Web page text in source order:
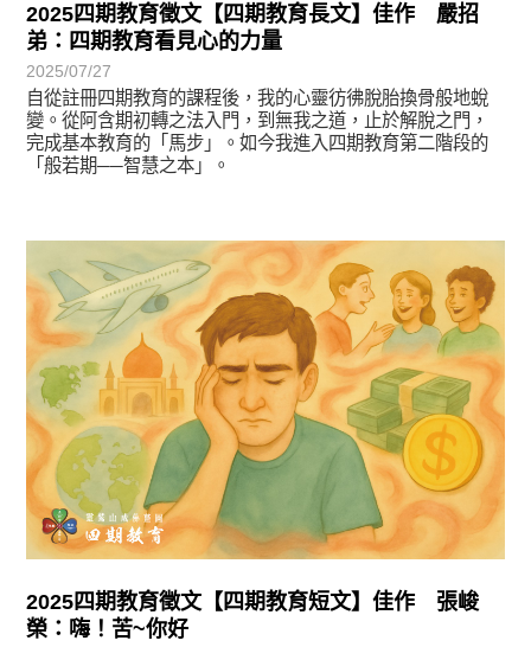
2025四期教育徵文【四期教育長文】佳作 嚴招
弟：四期教育看見心的力量
2025/07/27
自從註冊四期教育的課程後，我的心靈彷彿脫胎換骨般地蛻
變。從阿含期初轉之法入門，到無我之道，止於解脫之門，
完成基本教育的「馬步」。如今我進入四期教育第二階段的
「般若期──智慧之本」。
2025四期教育徵文【四期教育短文】佳作 張峻
榮：嗨！苦~你好